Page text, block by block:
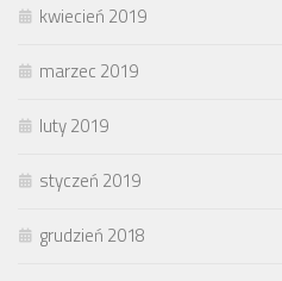
kwiecień 2019
marzec 2019
luty 2019
styczeń 2019
grudzień 2018